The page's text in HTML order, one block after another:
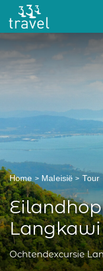
Home Maleisië Tour
Langkawi
Ochtendexcursie